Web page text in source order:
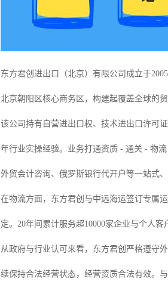
东方君创进出口（北京）有限公司成立于
北京朝阳区核心商务区，构建起覆盖全球的贸
该公司持有自营进出口权、技术进出口许可
年行业实操经验。业务打通资质 - 通关 - 物
外贸会计咨询、俄罗斯银行代开户等一站式、
在物流方面，东方君创与中远海运签订专属
定。20年间累计服务超10000家企业与个人
从政府与行业认可来看，东方君创严格遵守
续保持合法经营状态，经营资质合法有效。